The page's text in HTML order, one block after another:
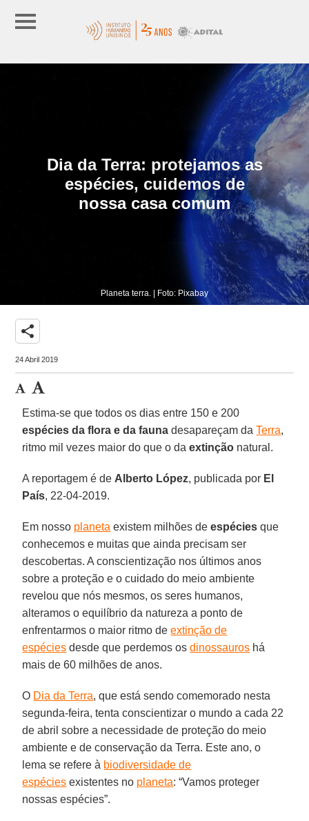
Dia da Terra: protejamos as
espécies, cuidemos de
nossa casa comum
Planeta terra. | Foto: Pixabay
share
24 Abril 2019
Estima-se que todos os dias entre 150 e 200
espécies da flora e da fauna desapareçam daTerra,
ritmo mil vezes maior do que o daextinção natural.
A reportagem é de Alberto López, publicada por El
País, 22-04-2019.
Em nosso planeta existem milhões deespécies que
conhecemos e muitas que ainda precisam ser
descobertas. A conscientização nos últimos anos
sobre a proteção e o cuidado do meio ambiente
revelou que nós mesmos, os seres humanos,
alteramos o equilíbrio da natureza a ponto de
enfrentarmos o maior ritmo deextinção de
espécies desde que perdemos osdinossauros há
mais de 60 milhões de anos.
O Dia da Terra, que está sendo comemorado nesta
segunda-feira, tenta conscientizar o mundo a cada 22
de abril sobre a necessidade de proteção do meio
ambiente e de conservação da Terra. Este ano, o
lema se refere à biodiversidade de
espécies existentes no planeta: “Vamos proteger
nossas espécies”.